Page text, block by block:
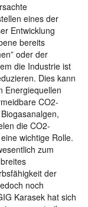
eines der
Entwicklung
bereits
oder der
die Industrie ist
Dies kann
Energiequellen
CO2-
die CO2-
wichtige Rolle.
zum
der
noch
Karasek hat sich